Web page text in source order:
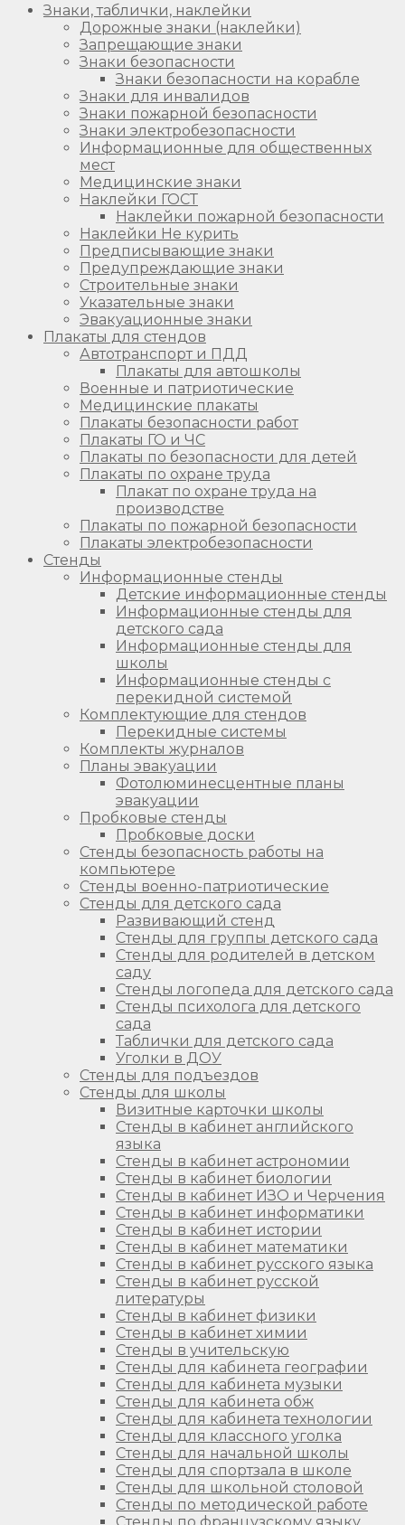
Знаки, таблички, наклейки
Дорожные знаки (наклейки)
Запрещающие знаки
Знаки безопасности
Знаки безопасности на корабле
Знаки для инвалидов
Знаки пожарной безопасности
Знаки электробезопасности
Информационные для общественных
мест
Медицинские знаки
Наклейки ГОСТ
Наклейки пожарной безопасности
Наклейки Не курить
Предписывающие знаки
Предупреждающие знаки
Строительные знаки
Указательные знаки
Эвакуационные знаки
Плакаты для стендов
Автотранспорт и ПДД
Плакаты для автошколы
Военные и патриотические
Медицинские плакаты
Плакаты безопасности работ
Плакаты ГО и ЧС
Плакаты по безопасности для детей
Плакаты по охране труда
Плакат по охране труда на
производстве
Плакаты по пожарной безопасности
Плакаты электробезопасности
Стенды
Информационные стенды
Детские информационные стенды
Информационные стенды для
детского сада
Информационные стенды для
школы
Информационные стенды с
перекидной системой
Комплектующие для стендов
Перекидные системы
Комплекты журналов
Планы эвакуации
Фотолюминесцентные планы
эвакуации
Пробковые стенды
Пробковые доски
Стенды безопасность работы на
компьютере
Стенды военно-патриотические
Стенды для детского сада
Развивающий стенд
Стенды для группы детского сада
Стенды для родителей в детском
саду
Стенды логопеда для детского сада
Стенды психолога для детского
сада
Таблички для детского сада
Уголки в ДОУ
Стенды для подъездов
Стенды для школы
Визитные карточки школы
Стенды в кабинет английского
языка
Стенды в кабинет астрономии
Стенды в кабинет биологии
Стенды в кабинет ИЗО и Черчения
Стенды в кабинет информатики
Стенды в кабинет истории
Стенды в кабинет математики
Стенды в кабинет русского языка
Стенды в кабинет русской
литературы
Стенды в кабинет физики
Стенды в кабинет химии
Стенды в учительскую
Стенды для кабинета географии
Стенды для кабинета музыки
Стенды для кабинета обж
Стенды для кабинета технологии
Стенды для классного уголка
Стенды для начальной школы
Стенды для спортзала в школе
Стенды для школьной столовой
Стенды по методической работе